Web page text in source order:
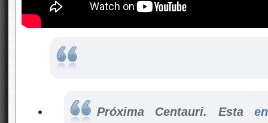
Próxima Centauri. Esta